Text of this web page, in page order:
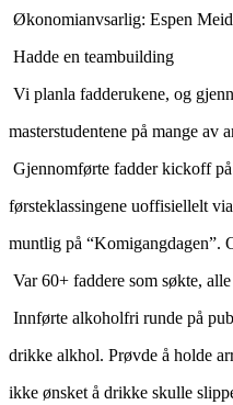
Økonomianvsarlig: Espen
­ Hadde en teambuilding
Vi planla fadderukene, og
masterstudentene på mange av
Gjennomførte fadder kick­off
førsteklassingene uoffisiellelt
muntlig på “Kom­i­gang­dagen”.
Var 60+ faddere som søkte,
Innførte alkoholfri runde på
drikke alkhol. Prøvde å holde
ikke ønsket å drikke skulle